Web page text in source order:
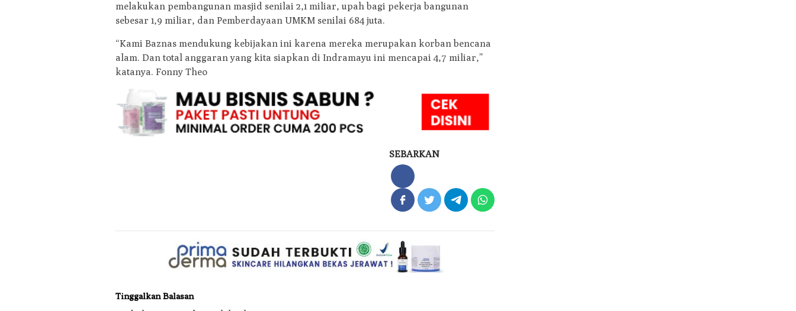
melakukan pembangunan masjid senilai 2,1 miliar, upah bagi pekerja bangunan
sebesar 1,9 miliar, dan Pemberdayaan UMKM senilai 684 juta.
“Kami Baznas mendukung kebijakan ini karena mereka merupakan korban bencana
alam. Dan total anggaran yang kita siapkan di Indramayu ini mencapai 4,7 miliar,”
katanya. Fonny Theo
SEBARKAN
Tinggalkan Balasan